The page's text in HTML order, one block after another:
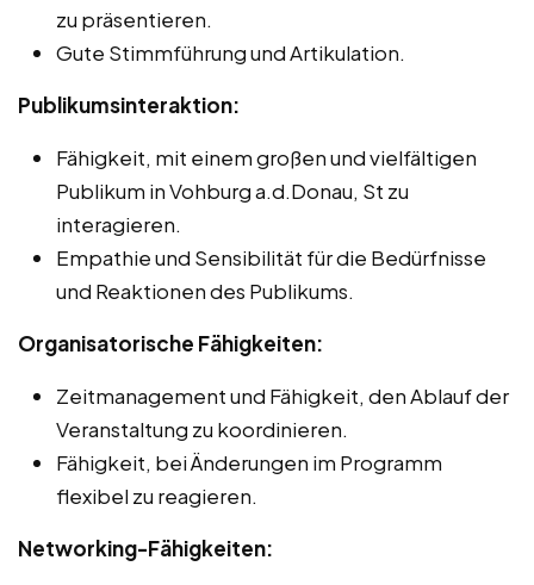
zu präsentieren.
Gute Stimmführung und Artikulation.
Publikumsinteraktion:
Fähigkeit, mit einem großen und vielfältigen
Publikum in Vohburg a.d.Donau, St zu
interagieren.
Empathie und Sensibilität für die Bedürfnisse
und Reaktionen des Publikums.
Organisatorische Fähigkeiten:
Zeitmanagement und Fähigkeit, den Ablauf der
Veranstaltung zu koordinieren.
Fähigkeit, bei Änderungen im Programm
flexibel zu reagieren.
Networking-Fähigkeiten: